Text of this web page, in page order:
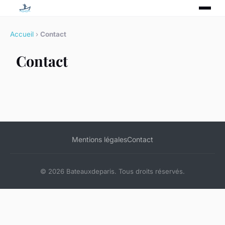
Accueil › Contact
Contact
Mentions légalesContact
© 2026 Bateauxdeparis. Tous droits réservés.